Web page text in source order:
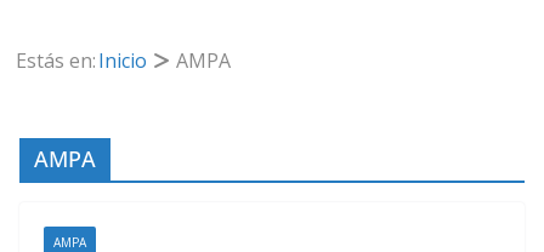
Estás en:Inicio AMPA
AMPA
AMPA